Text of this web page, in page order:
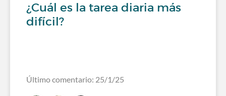
¿Cuál es la tarea diaria más
difícil?
Último comentario: 25/1/25